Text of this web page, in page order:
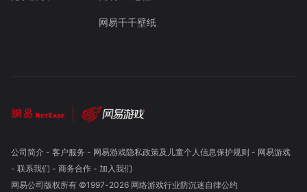
网易千千壁纸
公司简介- 客户服务 - 网易游戏隐私政策及儿童个人信息保护规则 - 网易游戏
- 联系我们 - 商务合作- 加入我们
网易公司版权所有 ©1997-2026 网络游戏行业防沉迷自律公约